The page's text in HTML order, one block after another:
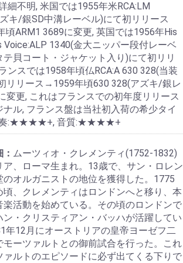
細不明, 米国では1955年米RCA:LM
キ/銀SD中溝レーベル)にて初リリース
頃ARM1 3689に変更, 英国では1956年His
Voice:ALP 1340(金大ニッパー段付レーベ
テ貝コート・ジャケット入り)にて初リリ
ンスでは1958年頃仏RCA:A 630 328(当装
リリース→1959年頃630 328(アズキ/銀レ
変更, これはフランスでの初年度リリース
ナル, フランス盤は当社初入荷の希少タイ
奏:★★★★+, 音質:★★★★+
ムーツィオ・クレメンティ(1752-1832)
ア、ローマ生まれ。13歳で、サン・ロレン
のオルガニストの地位を獲得した。1775
頃、クレメンティはロンドンへと移り、本
楽活動を始めている。その頃のロンドンで
ン・クリスティアン・バッハが活躍してい
年12月にオーストリアの皇帝ヨーゼフ二
モーツァルトとの御前試合を行った。これ
ァルトのエピソードに必ず出てくる下りで